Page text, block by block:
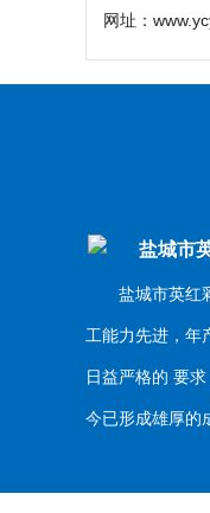
网址：
盐城市
盐城市英红彩
工能力先进，
日益严格的 要
今已形成雄厚的